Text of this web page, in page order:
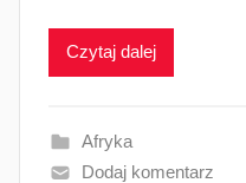
Czytaj dalej
Afryka
Dodaj komentarz